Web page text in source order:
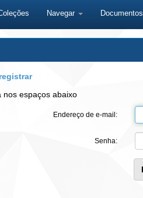
Navegar Documentos
nos espaços abaixo
Endereço de e-mail:
Senha: